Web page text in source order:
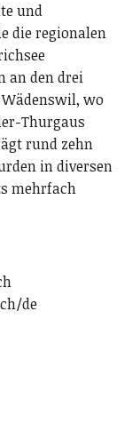
und
die regionalen
an den drei
wo
Thurgaus
rund zehn
in diversen
mehrfach
de